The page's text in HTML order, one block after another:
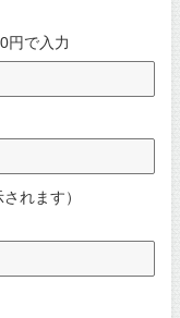
円で入力
れます）